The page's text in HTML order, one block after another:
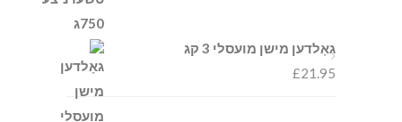
גאָלדען מישן מועסלי 3 קג
£21.95